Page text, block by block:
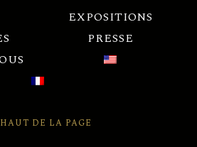
EXPOSITIONS
PRESSE
HAUT DE LA PAGE